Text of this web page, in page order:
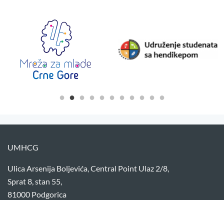
UMHCG
Ulica Arsenija Boljevića, Central Point Ulaz 2/8,
Sprat 8, stan 55,
81000 Podgorica